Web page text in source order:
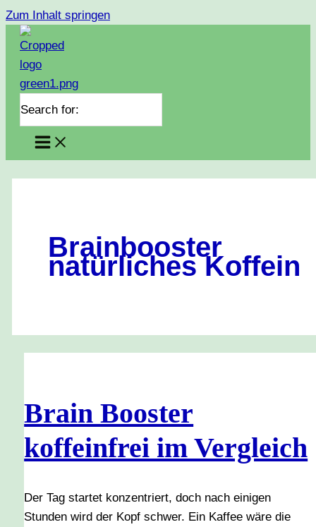
Zum Inhalt springen
Search for:
Brainbooster
natürliches Koffein
Brain Booster
koffeinfrei im Vergleich
Der Tag startet konzentriert, doch nach einigen
Stunden wird der Kopf schwer. Ein Kaffee wäre die